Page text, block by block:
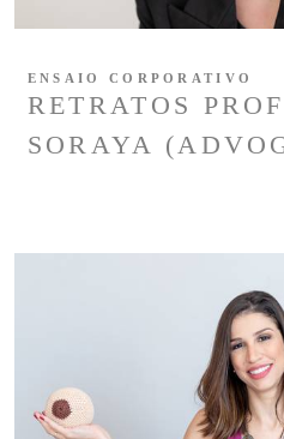
RETRATOS
SORAYA
ENSAIO CORPORATIVO